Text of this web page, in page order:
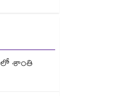
శాంతి